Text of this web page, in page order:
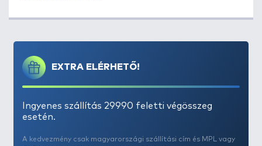
EXTRA ELÉRHETŐ!
Ingyenes szállítás 29990 feletti végösszeg
esetén.
A kedvezmény csak magyarországi szállítási cím és MPL vagy